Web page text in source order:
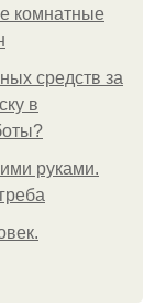
комнатные
средств за
в
руками.